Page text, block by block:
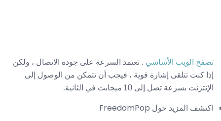
تصفح الويب الأساسي . تعتمد السرعة على جودة الاتصال ، ولكن
إذا كنت تتلقى إشارة قوية ، فيجب أن تتمكن من الوصول إلى
الإنترنت بسرعة تصل إلى 10 ميجابت في الثانية.
اكتشف المزيد حول FreedomPop